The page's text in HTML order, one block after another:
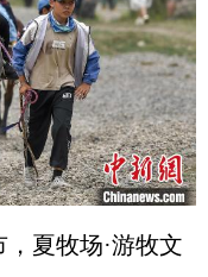
夏牧场·游牧文